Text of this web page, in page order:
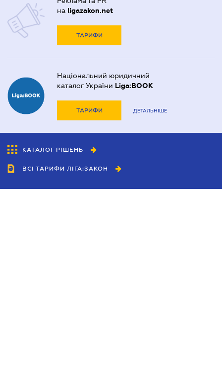
на ligazakon.net
ТАРИФИ
Національний юридичний
каталог України Liga:BOOK
ТАРИФИ ДЕТАЛЬНІШЕ
КАТАЛОГ РІШЕНЬ
ВСІ ТАРИФИ ЛІГА:ЗАКОН